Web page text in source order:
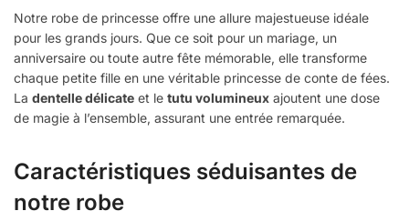
Notre robe de princesse offre une allure majestueuse idéale
pour les grands jours. Que ce soit pour un mariage, un
anniversaire ou toute autre fête mémorable, elle transforme
chaque petite fille en une véritable princesse de conte de fées.
La dentelle délicate et le tutu volumineux ajoutent une dose
de magie à l’ensemble, assurant une entrée remarquée.
Caractéristiques séduisantes de
notre robe